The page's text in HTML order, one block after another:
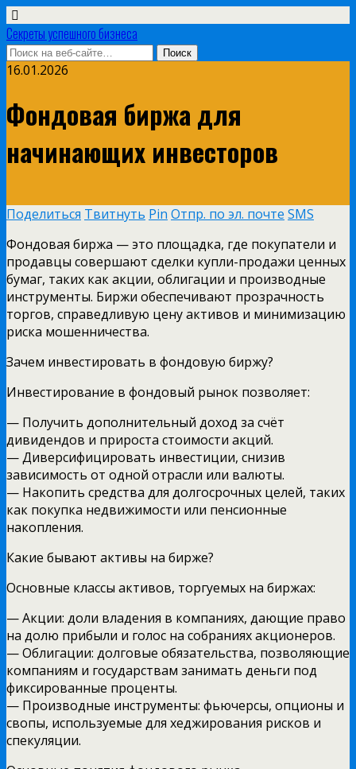
Секреты успешного бизнеса
16.01.2026
Фондовая биржа для
начинающих инвесторов
Поделиться Твитнуть Pin Отпр. по эл. почте SMS
Фондовая биржа — это площадка, где покупатели и
продавцы совершают сделки купли-продажи ценных
бумаг, таких как акции, облигации и производные
инструменты. Биржи обеспечивают прозрачность
торгов, справедливую цену активов и минимизацию
риска мошенничества.
Зачем инвестировать в фондовую биржу?
Инвестирование в фондовый рынок позволяет:
— Получить дополнительный доход за счёт
дивидендов и прироста стоимости акций.
— Диверсифицировать инвестиции, снизив
зависимость от одной отрасли или валюты.
— Накопить средства для долгосрочных целей, таких
как покупка недвижимости или пенсионные
накопления.
Какие бывают активы на бирже?
Основные классы активов, торгуемых на биржах:
— Акции: доли владения в компаниях, дающие право
на долю прибыли и голос на собраниях акционеров.
— Облигации: долговые обязательства, позволяющие
компаниям и государствам занимать деньги под
фиксированные проценты.
— Производные инструменты: фьючерсы, опционы и
свопы, используемые для хеджирования рисков и
спекуляции.